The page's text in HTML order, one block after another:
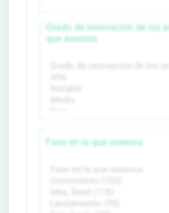
Grado de innovación de los
que asesora
Fase en la que asesora